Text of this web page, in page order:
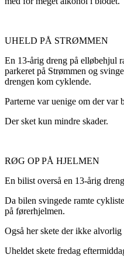
UHELD PÅ STRØMMEN
En 13-årig dreng på elløbehjul
parkeret på Strømmen og
drengen kom cyklende.
Parterne var uenige om der var
Der sket kun mindre skader.
RØG OP PÅ HJELMEN
En bilist overså en 13-årig
Da bilen svingede ramte
på førerhjelmen.
Også her skete der ikke alvorlig
Uheldet skete fredag